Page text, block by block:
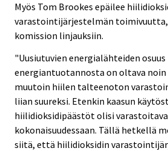
Myös Tom Brookes epäilee
varastointijärjestelmän
komission linjauksiin.
"Uusiutuvien energialähteiden osuus
energiantuotannosta on oltava noin
muutoin hiilen talteenoton
liian suureksi. Etenkin kaasun
hiilidioksidipäästöt olisi varastoitava
kokonaisuudessaan. Tällä hetkellä
siitä, että hiilidioksidin